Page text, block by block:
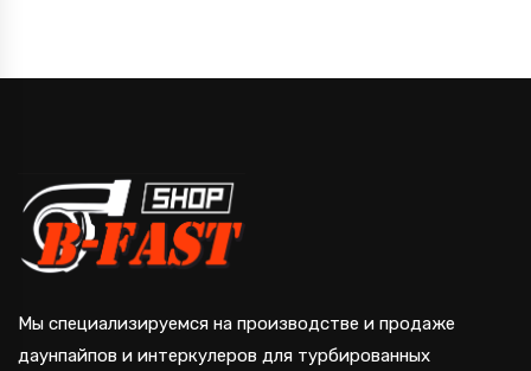
Мы специализируемся на производстве и продаже
даунпайпов и интеркулеров для турбированных